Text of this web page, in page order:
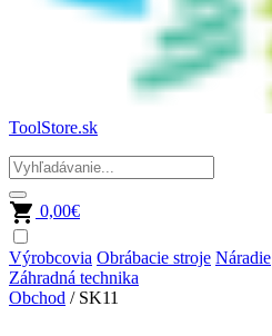
ToolStore.sk
0,00€
Výrobcovia Obrábacie stroje Náradie
Záhradná technika
Obchod / SK11